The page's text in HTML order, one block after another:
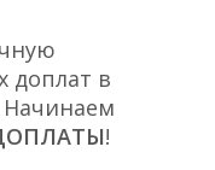
доплат в
Начинаем
!